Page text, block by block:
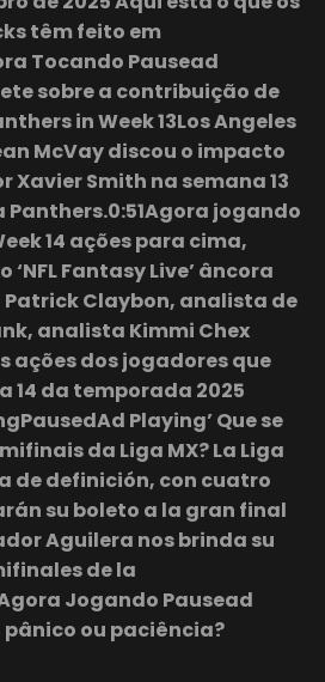
têm feito em
Tocando Pausead
sobre a contribuição de
in Week 13Los Angeles
McVay discou o impacto
Xavier Smith na semana 13
jogando
14 ações para cima,
Fantasy Live’ âncora
Patrick Claybon, analista de
analista Kimmi Chex
ações dos jogadores que
14 da temporada 2025
Playing’ Que se
da Liga MX? La Liga
de definición, con cuatro
su boleto a la gran final
Aguilera nos brinda su
de la
Jogando Pausead
pânico ou paciência?